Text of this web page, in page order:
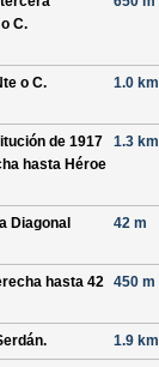
C.
o C.
1.0 km
de 1917
hasta Héroe
1.3 km
Diagonal
42 m
hasta 42 450 m
. 1.9 km